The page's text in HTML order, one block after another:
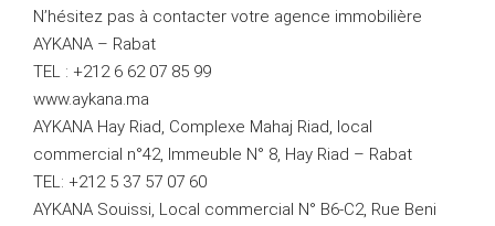
N’hésitez pas à contacter votre agence immobilière
AYKANA – Rabat
TEL : +212 6 62 07 85 99
www.aykana.ma
AYKANA Hay Riad, Complexe Mahaj Riad, local
commercial n°42, Immeuble N° 8, Hay Riad – Rabat
TEL: +212 5 37 57 07 60
AYKANA Souissi, Local commercial N° B6-C2, Rue Beni